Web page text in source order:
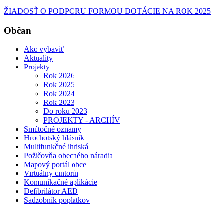
ŽIADOSŤ O PODPORU FORMOU DOTÁCIE NA ROK 2025
Občan
Ako vybaviť
Aktuality
Projekty
Rok 2026
Rok 2025
Rok 2024
Rok 2023
Do roku 2023
PROJEKTY - ARCHÍV
Smútočné oznamy
Hrochotský hlásnik
Multifunkčné ihriská
Požičovňa obecného náradia
Mapový portál obce
Virtuálny cintorín
Komunikačné aplikácie
Defibrilátor AED
Sadzobník poplatkov